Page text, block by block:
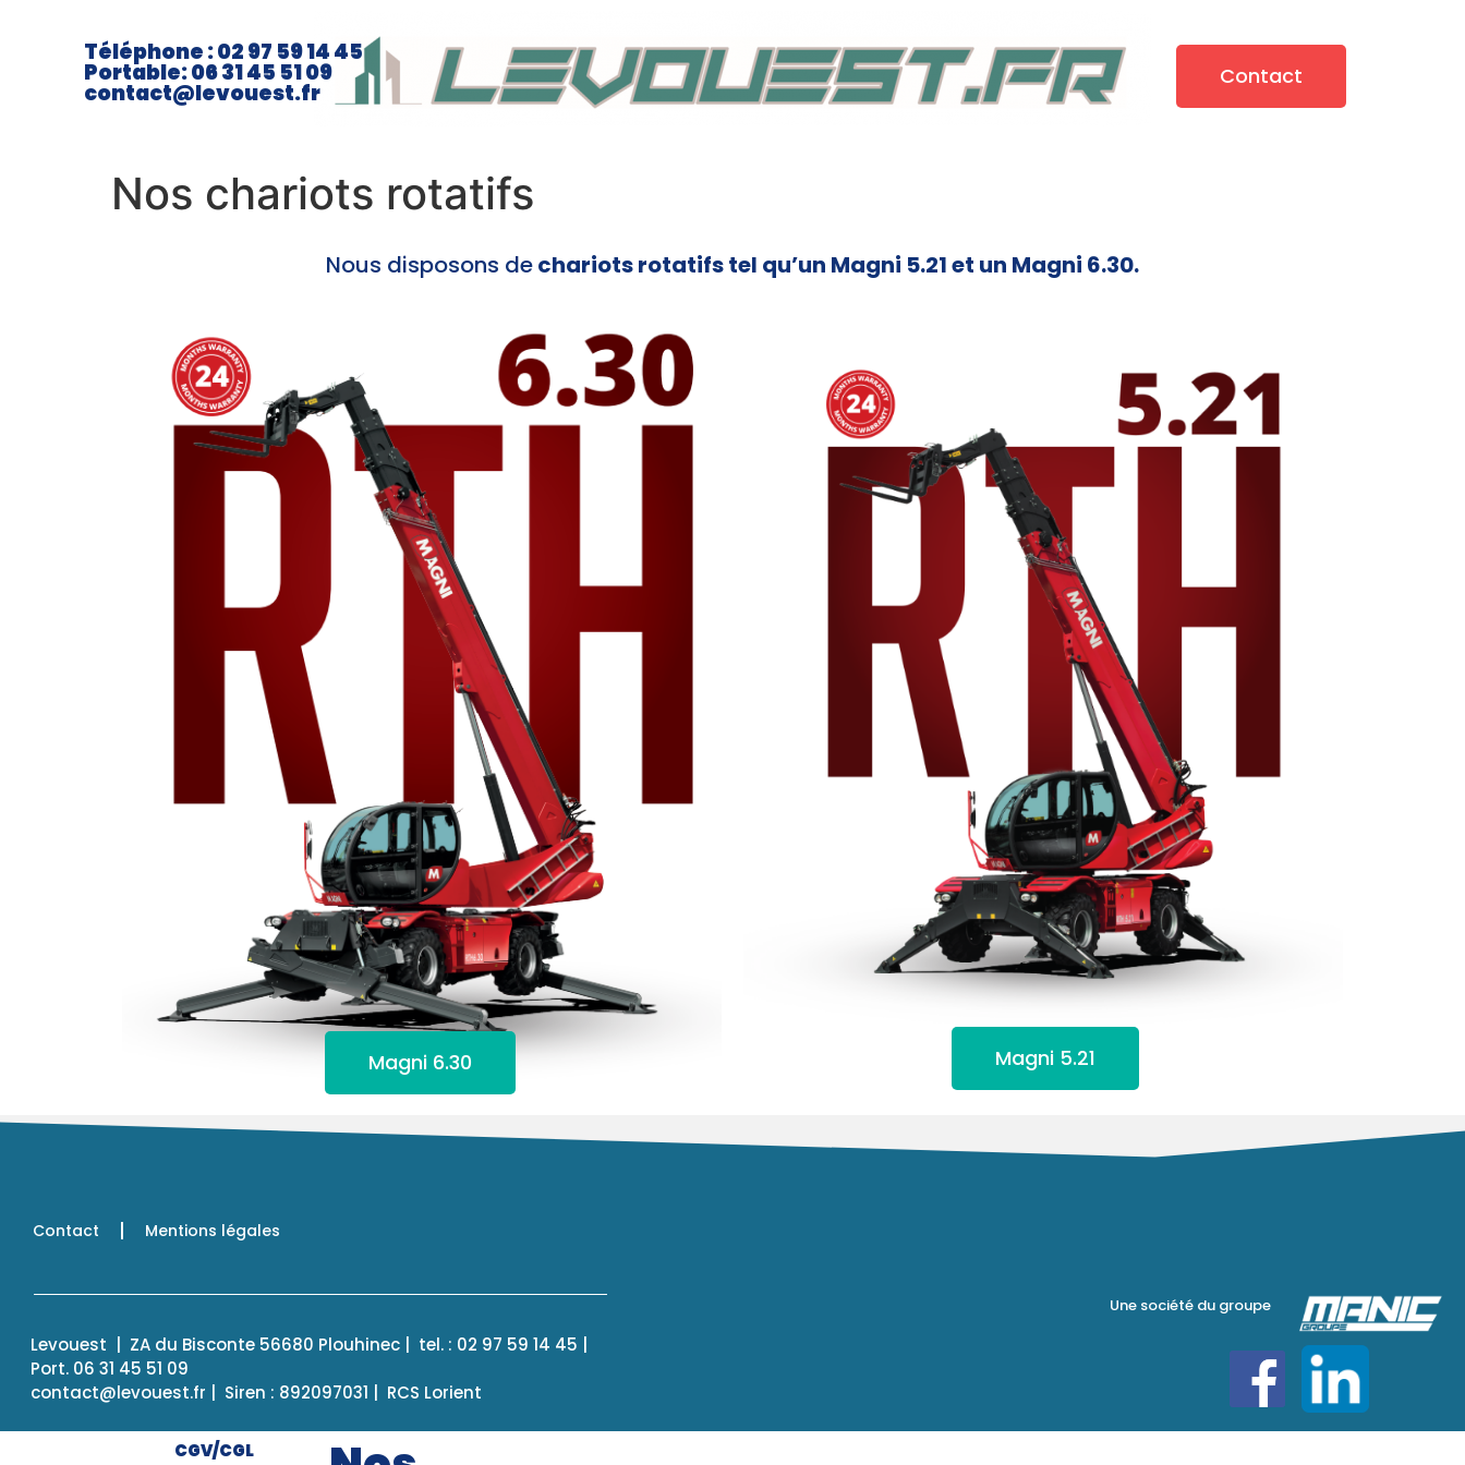
Téléphone : 02 97 59 14 45
Portable: 06 31 45 51 09
contact@levouest.fr
Contact
Nos chariots rotatifs
Nous disposons dechariots rotatifs tel qu’un Magni 5.21 et un Magni 6.30.
Magni 5.21
Magni 6.30
Contact Mentions légales
Levouest | ZA du Bisconte 56680 Plouhinec | tel. : 02 97 59 14 45 |
Port. 06 31 45 51 09
contact@levouest.fr | Siren : 892097031 | RCS Lorient
Une société du groupe
CGV/CGL